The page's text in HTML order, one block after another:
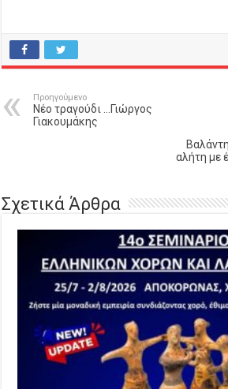
Προηγούμενο
Νέο τραγούδι …Γιώργος
Γιακουμάκης
αλήτη με
Σχετικά Άρθρα